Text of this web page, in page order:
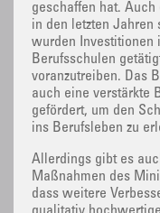
geschaffen hat.
in den letzten Jahren
wurden Investitionen
Berufsschulen
voranzutreiben. Das
auch eine verstärkte
gefördert, um den
ins Berufsleben zu
Allerdings gibt es
Maßnahmen des
dass weitere